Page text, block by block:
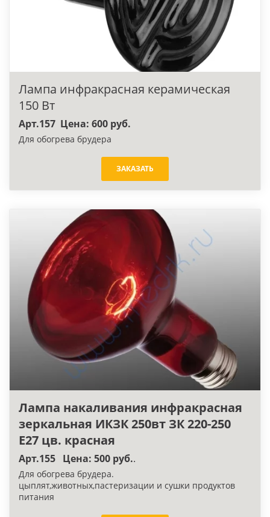
Лампа инфракрасная керамическая
150 Вт
Арт.157 Цена: 600 руб.
Для обогрева брудера
ЗАКАЗАТЬ
Лампа накаливания инфракрасная
зеркальная ИКЗК 250вт ЗК 220-250
E27 цв. красная
Арт.155 Цена: 500 руб..
Для обогрева брудера.
цыплят,животных,пастеризации и сушки продуктов
питания